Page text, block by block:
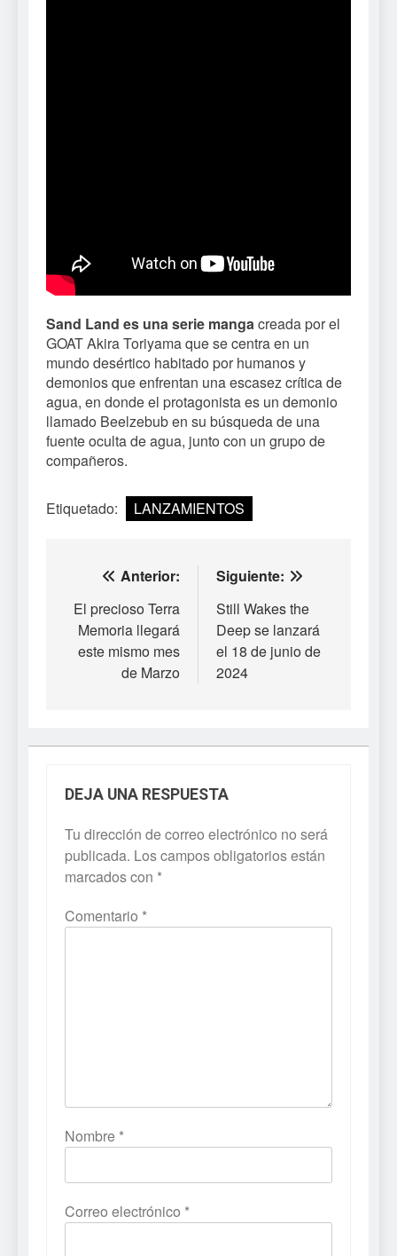
Sand Land es una serie mangacreada por el
GOAT Akira Toriyama que se centra en un
mundo desértico habitado por humanos y
demonios que enfrentan una escasez crítica de
agua, en donde el protagonista es un demonio
llamado Beelzebub en su búsqueda de una
fuente oculta de agua, junto con un grupo de
compañeros.
Etiquetado: LANZAMIENTOS
Navegación
de
entradas
Anterior:
El precioso Terra
Memoria llegará
este mismo mes
de Marzo
Siguiente:
Still Wakes the
Deep se lanzará
el 18 de junio de
2024
DEJA UNA RESPUESTA
Tu dirección de correo electrónico no será
publicada. Los campos obligatorios están
marcados con *
Comentario *
Nombre *
Correo electrónico *